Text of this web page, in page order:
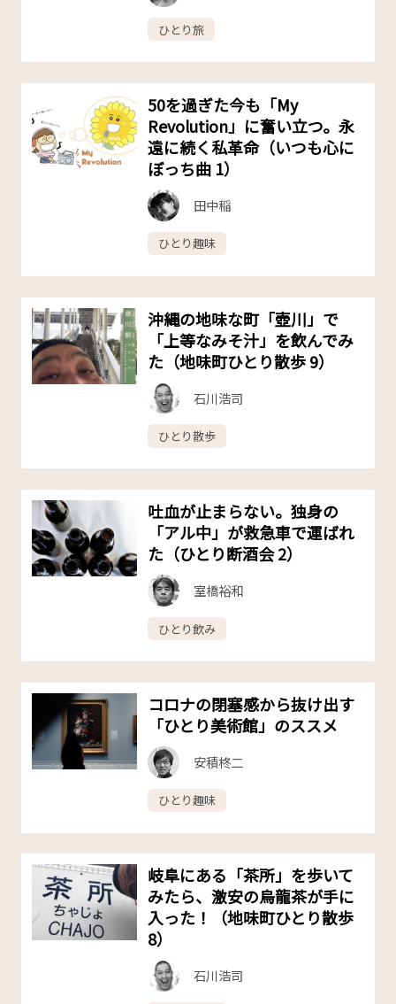
ひとり旅
50を過ぎた今も「My
Revolution」に奮い立つ。永
遠に続く私革命（いつも心に
ぼっち曲 1）
田中稲
ひとり趣味
沖縄の地味な町「壺川」で
「上等なみそ汁」を飲んでみ
た（地味町ひとり散歩 9）
石川浩司
ひとり散歩
吐血が止まらない。独身の
「アル中」が救急車で運ばれ
た（ひとり断酒会 2）
室橋裕和
ひとり飲み
コロナの閉塞感から抜け出す
「ひとり美術館」のススメ
安積柊二
ひとり趣味
岐阜にある「茶所」を歩いて
みたら、激安の烏龍茶が手に
入った！（地味町ひとり散歩
8）
石川浩司